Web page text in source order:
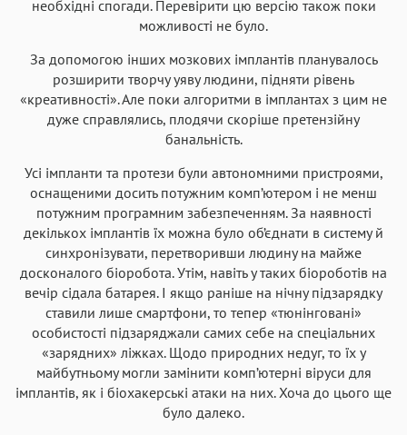
необхідні спогади. Перевірити цю версію також поки
можливості не було.
За допомогою інших мозкових імплантів планувалось
розширити творчу уяву людини, підняти рівень
«креативності». Але поки алгоритми в імплантах з цим не
дуже справлялись, плодячи скоріше претензійну
банальність.
Усі імпланти та протези були автономними пристроями,
оснащеними досить потужним комп’ютером і не менш
потужним програмним забезпеченням. За наявності
декількох імплантів їх можна було об’єднати в систему й
синхронізувати, перетворивши людину на майже
досконалого біоробота. Утім, навіть у таких біороботів на
вечір сідала батарея. І якщо раніше на нічну підзарядку
ставили лише смартфони, то тепер «тюнінговані»
особистості підзаряджали самих себе на спеціальних
«зарядних» ліжках. Щодо природних недуг, то їх у
майбутньому могли замінити комп’ютерні віруси для
імплантів, як і біохакерські атаки на них. Хоча до цього ще
було далеко.